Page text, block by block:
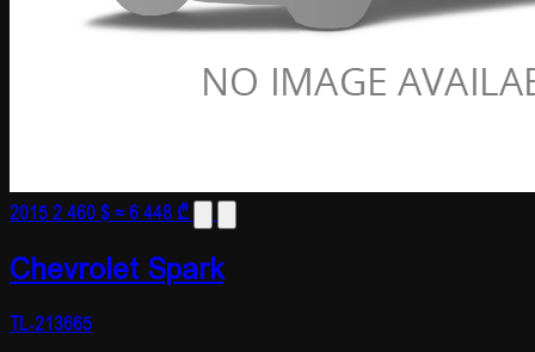
20152 460 $≈ 6 448 ₾
Chevrolet Spark
TL-213665